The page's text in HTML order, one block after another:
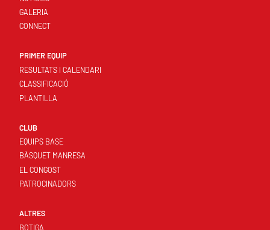
GALERIA
CONNECT
PRIMER EQUIP
RESULTATS I CALENDARI
CLASSIFICACIÓ
PLANTILLA
CLUB
EQUIPS BASE
BÀSQUET MANRESA
EL CONGOST
PATROCINADORS
ALTRES
BOTIGA